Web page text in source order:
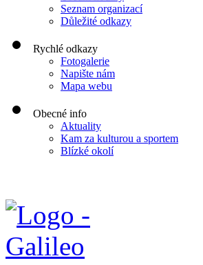
Seznam organizací
Důležité odkazy
Rychlé odkazy
Fotogalerie
Napište nám
Mapa webu
Obecné info
Aktuality
Kam za kulturou a sportem
Blízké okolí